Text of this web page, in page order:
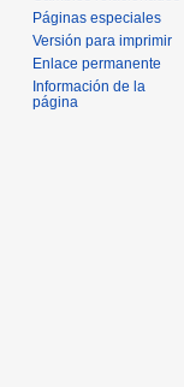
Páginas especiales
Versión para imprimir
Enlace permanente
Información de la
página